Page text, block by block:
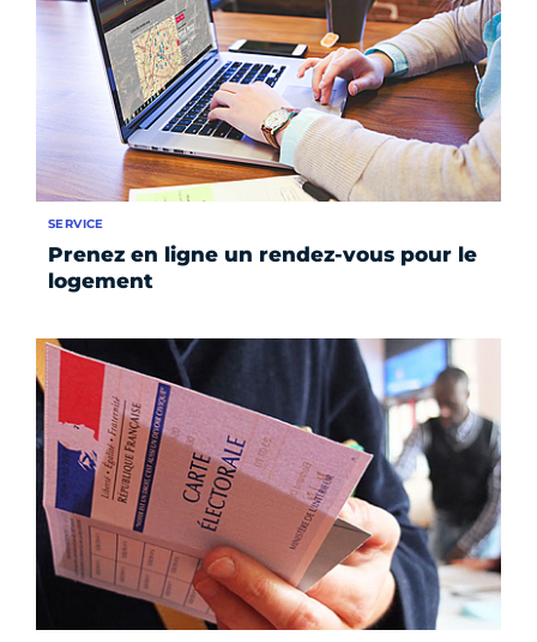
Prenez en ligne un rendez-vous pour le
logement
SERVICE